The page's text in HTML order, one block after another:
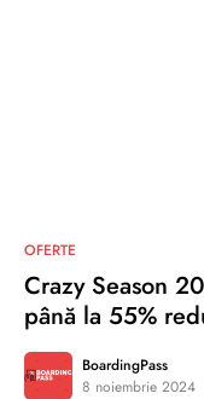
OFERTE
Crazy Season
până la 55%
BoardingPass
8 noiembrie 2024